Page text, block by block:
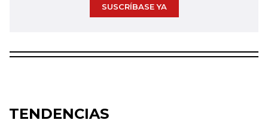
SUSCRÍBASE YA
TENDENCIAS